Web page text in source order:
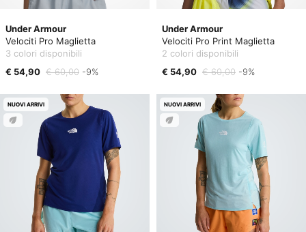
Under Armour
Velociti Pro Maglietta
3 colori disponibili
€ 54,90 € 60,00 -9%
Under Armour
Velociti Pro Print Maglietta
2 colori disponibili
€ 54,90 € 60,00 -9%
NUOVI ARRIVI NUOVI ARRIVI